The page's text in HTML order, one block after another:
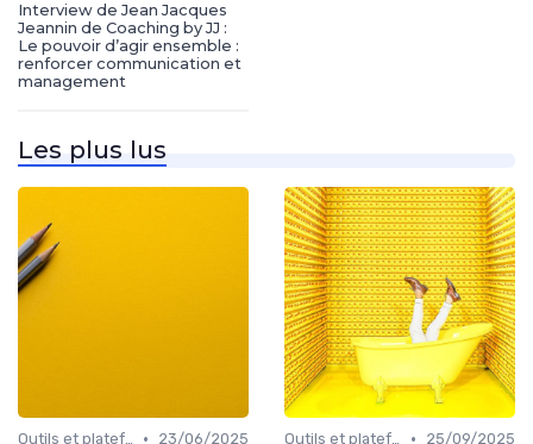
Interview de Jean Jacques
Jeannin de Coaching by JJ :
Le pouvoir d’agir ensemble :
renforcer communication et
management
Les plus lus
Outils et plateformes • 23/06/2025 Outils et plateformes • 25/09/2025